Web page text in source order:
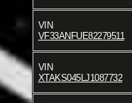
VIN
VF33ANFUE82279511
VIN
XTAKS045LJ1087732